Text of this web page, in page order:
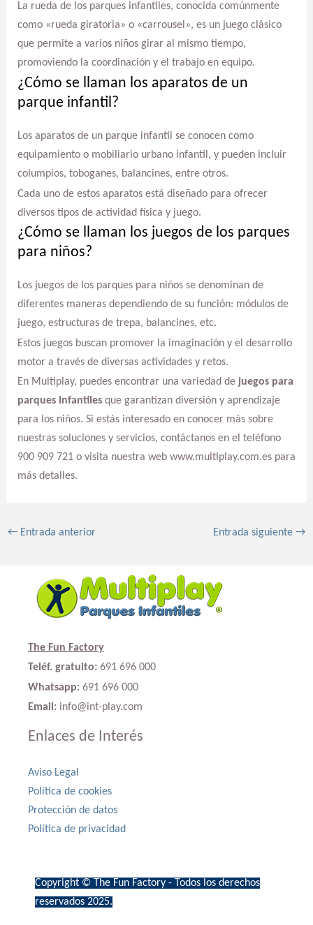
La rueda de los parques infantiles, conocida comúnmente
como «rueda giratoria» o «carrousel», es un juego clásico
que permite a varios niños girar al mismo tiempo,
promoviendo la coordinación y el trabajo en equipo.
¿Cómo se llaman los aparatos de un
parque infantil?
Los aparatos de un parque infantil se conocen como
equipamiento o mobiliario urbano infantil, y pueden incluir
columpios, toboganes, balancines, entre otros.
Cada uno de estos aparatos está diseñado para ofrecer
diversos tipos de actividad física y juego.
¿Cómo se llaman los juegos de los parques
para niños?
Los juegos de los parques para niños se denominan de
diferentes maneras dependiendo de su función: módulos de
juego, estructuras de trepa, balancines, etc.
Estos juegos buscan promover la imaginación y el desarrollo
motor a través de diversas actividades y retos.
En Multiplay, puedes encontrar una variedad de juegos para
parques infantilesque garantizan diversión y aprendizaje
para los niños. Si estás interesado en conocer más sobre
nuestras soluciones y servicios, contáctanos en el teléfono
900 909 721 o visita nuestra web www.multiplay.com.es para
más detalles.
←Entrada anterior Entrada siguiente→
The Fun Factory
Teléf. gratuito: 691 696 000
Whatsapp: 691 696 000
Email: info@int-play.com
Enlaces de Interés
Aviso Legal
Política de cookies
Protección de datos
Política de privacidad
Copyright © The Fun Factory - Todos los derechos
reservados 2025.